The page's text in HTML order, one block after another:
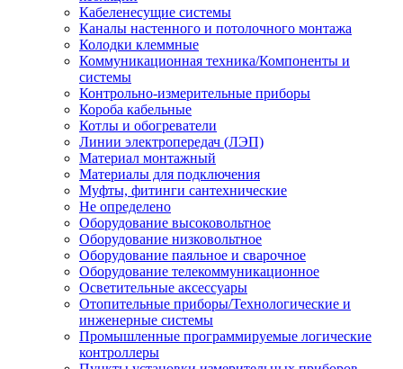
Кабеленесущие системы
Каналы настенного и потолочного монтажа
Колодки клеммные
Коммуникационная техника/Компоненты и
системы
Контрольно-измерительные приборы
Короба кабельные
Котлы и обогреватели
Линии электропередач (ЛЭП)
Материал монтажный
Материалы для подключения
Муфты, фитинги сантехнические
Не определено
Оборудование высоковольтное
Оборудование низковольтное
Оборудование паяльное и сварочное
Оборудование телекоммуникационное
Осветительные аксессуары
Отопительные приборы/Технологические и
инженерные системы
Промышленные программируемые логические
контроллеры